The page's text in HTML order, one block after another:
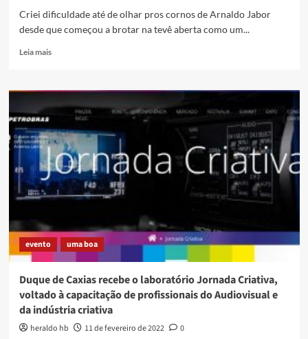
Criei dificuldade até de olhar pros cornos de Arnaldo Jabor
desde que começou a brotar na tevê aberta como um...
Leia maisRead
O
MELANCÓLICO
DE
JABOR
evento uma boa
Duque de Caxias recebe o laboratório Jornada Criativa,
voltado à capacitação de profissionais do Audiovisual e
da indústria criativa
heraldo hb 11 de fevereiro de 2022
0